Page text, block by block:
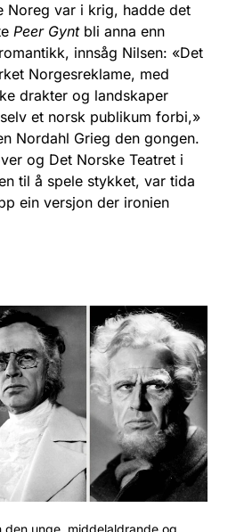
Noreg var i krig, hadde det
Peer Gyntbli anna enn
innsåg Nilsen: «Det
Norgesreklame, med
drakter og landskaper
et norsk publikum forbi,»
Nordahl Grieg den gongen.
og Det Norske Teatret i
til å spele stykket, var tida
ein versjon der ironien
den unge, middelaldrande og